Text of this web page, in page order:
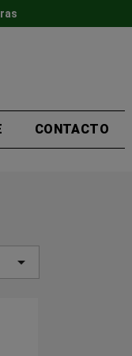
CONTACTO
